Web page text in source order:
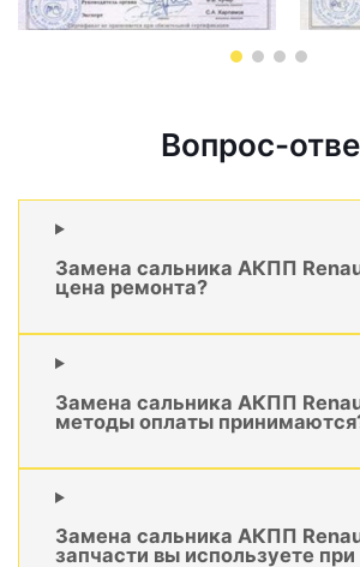
Вопрос-
Замена сальника АКПП
цена ремонта?
Замена сальника АКПП
методы оплаты
Замена сальника АКПП
запчасти вы используете